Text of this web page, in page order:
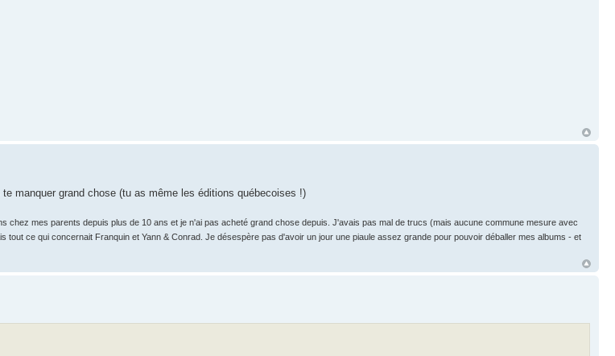
manquer grand chose (tu as même les éditions québecoises !)
chez mes parents depuis plus de 10 ans et je n'ai pas acheté grand chose depuis. J'avais pas mal de trucs (mais aucune commune mesure avec
tout ce qui concernait Franquin et Yann & Conrad. Je désespère pas d'avoir un jour une piaule assez grande pour pouvoir déballer mes albums - et